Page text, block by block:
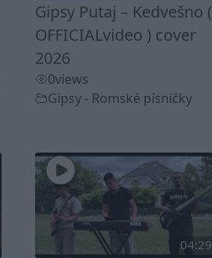
Gipsy Putaj – Kedvešno (
OFFICIALvideo ) cover
2026
0views
Gipsy - Romské písničky
04:29